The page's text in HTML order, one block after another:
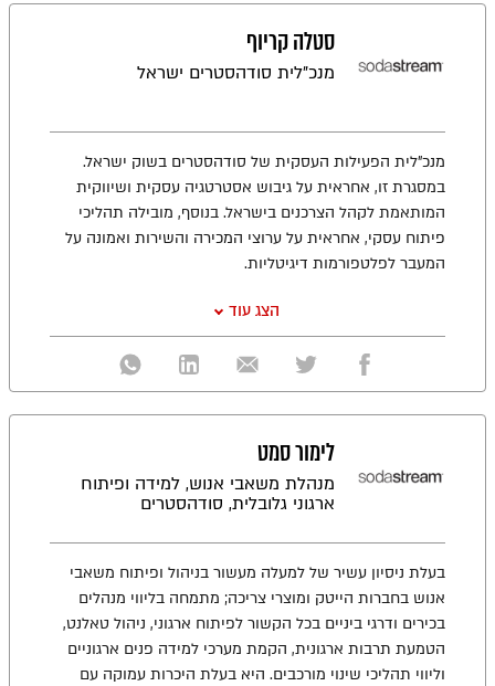
סטלה קריוף
מנכ"לית סודהסטרים ישראל
מנכ"לית הפעילות העסקית של סודהסטרים בשוק ישראל.
במסגרת זו, אחראית על גיבוש אסטרטגיה עסקית ושיווקית
המותאמת לקהל הצרכנים בישראל. בנוסף, מובילה תהליכי
פיתוח עסקי, אחראית על ערוצי המכירה והשירות ואמונה על
המעבר לפלטפורמות דיגיטליות.
הצג עוד
לימור סמט
מנהלת משאבי אנוש, למידה ופיתוח
ארגוני גלובלית, סודהסטרים
בעלת ניסיון עשיר של למעלה מעשור בניהול ופיתוח משאבי
אנוש בחברות הייטק ומוצרי צריכה; מתמחה בליווי מנהלים
בכירים ודרגי ביניים בכל הקשור לפיתוח ארגוני, ניהול טאלנט,
הטמעת תרבות ארגונית, הקמת מערכי למידה פנים ארגוניים
וליווי תהליכי שינוי מורכבים. היא בעלת היכרות עמוקה עם